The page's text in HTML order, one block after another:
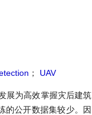
； UAV
展为高效掌握灾后建筑
的公开数据集较少。因